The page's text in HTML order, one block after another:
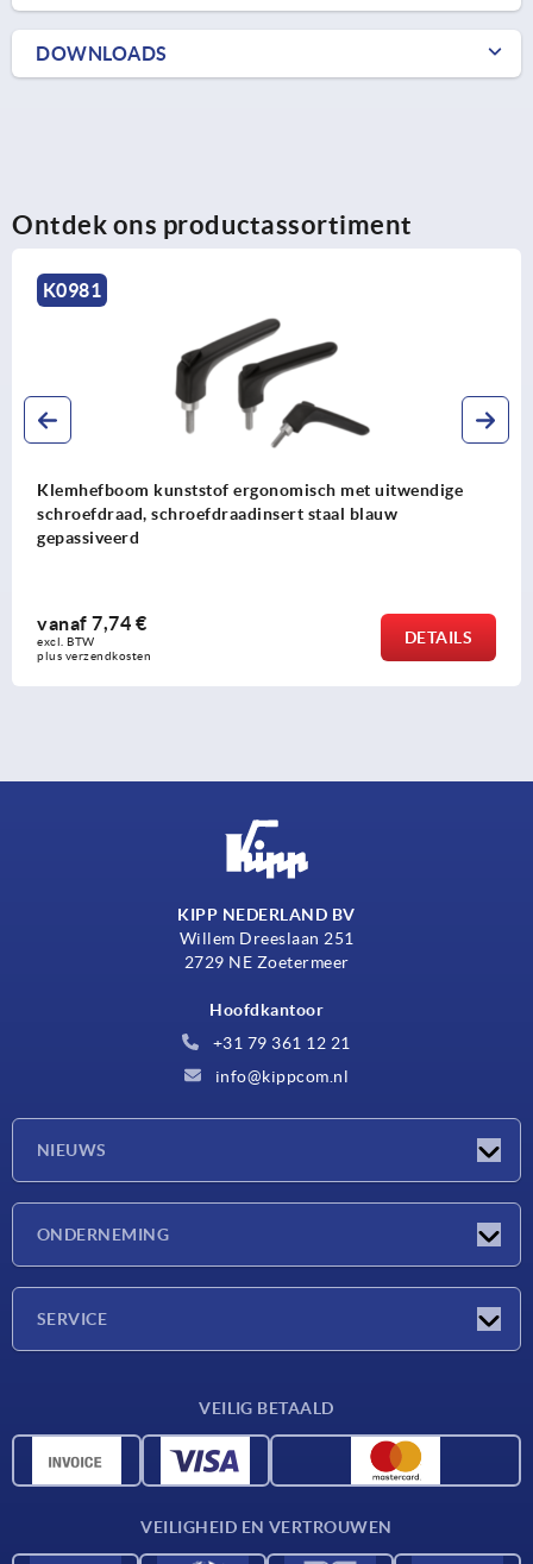
DOWNLOADS
Ontdek ons productassortiment
K0981
Klemhefboom kunststof ergonomisch met uitwendige
schroefdraad, schroefdraadinsert staal blauw
gepassiveerd
vanaf 7,74 €
excl. BTW
plus verzendkosten
DETAILS
KIPP NEDERLAND BV
Willem Dreeslaan 251
2729 NE Zoetermeer
Hoofdkantoor
+31 79 361 12 21
info@kippcom.nl
NIEUWS
ONDERNEMING
SERVICE
CAD-gegevens
VEILIG BETAALD
VEILIGHEID EN VERTROUWEN